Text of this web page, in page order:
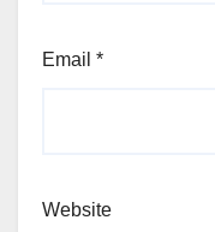
Email *
Website